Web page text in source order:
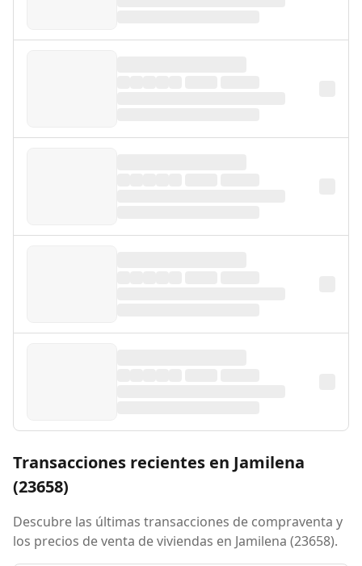
Transacciones recientes en Jamilena
(23658)
Descubre las últimas transacciones de compraventa y
los precios de venta de viviendas en Jamilena (23658).